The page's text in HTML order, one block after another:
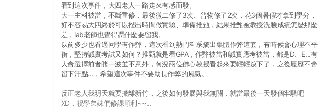
看到這次事件，大四老人一路走來有感而發。
大一主科被當，不斷重修，最後微二修了3次、普物修了2次，花3個暑假才拿到學分，
好不容易大四終於可以撥出時間做實驗、準備推甄，結果推甄被教授洗臉成績怎麼那麼
差，lab老師也覺得憑什麼要留我。
以前多少也看過同學有作弊，這次看到熱門科系搞出集體作弊這套，有時候會心理不平
衡，堅持誠實考試又如何？推甄就是看GPA，作弊被當和誠實應考被當，都是D、E...有
人會選擇前者賭一波並不意外，何況兩位佛心教授看起來要輕輕放下了，之後履歷不會
留下汙點...，希望這次事件不要助長作弊的風氣。
反正老人我明天就要搬離新竹，之後如何發展與我無關，就當最後一天發個牢騷吧
XD，祝學弟妹們修課順利~~...